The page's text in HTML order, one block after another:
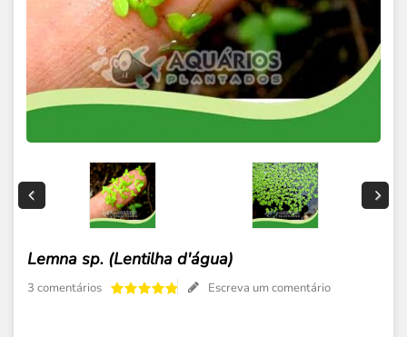
Lemna sp. (Lentilha d'água)
3 comentários Escreva um comentário